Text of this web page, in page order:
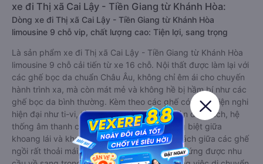
xe đi Thị xã Cai Lậy - Tiền Giang từ Khánh Hòa:
Dòng xe đi Thị xã Cai Lậy - Tiền Giang từ Khánh Hòa
limousine 9 chỗ vip, chất lượng cao: Tiện lợi, sang trọng
Là sản phẩm xe đi Thị xã Cai Lậy - Tiền Giang từ Khánh Hòa
limousine 9 chỗ cải tiến từ xe 16 chỗ. Nội thất được làm lại với
các ghế bọc da chuẩn Châu Âu, không chỉ êm ái cho chuyến
hành trình xa, mà còn mát mẻ và không hề bị hầm bí như các
ghế bọc da bình thường. Kèm theo các ghế có nhiều tiện nghi
hiện đại như ti-vi, tủ lạnh mini, ổ cắm usb, đèn đọc sách, hệ
thống âm thanh cao cấp. Có vách ngăn riêng biệt giữa
khoang lái và khoang hành khách. Khoảng cách giữa các ghế
ngồi rất thoải mái, không nhồi nhét. Luôn đáp ứng được nhu